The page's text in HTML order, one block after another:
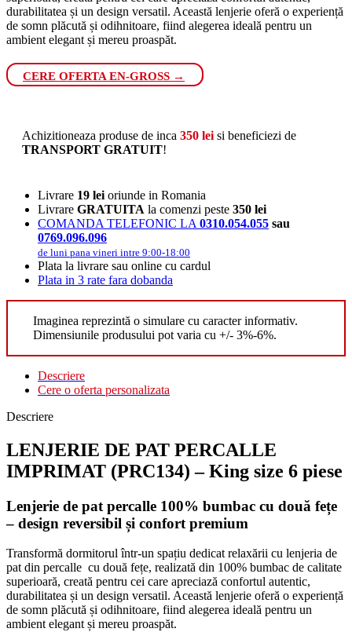
durabilitatea și un design versatil. Această lenjerie oferă o experiență
de somn plăcută și odihnitoare, fiind alegerea ideală pentru un
ambient elegant și mereu proaspăt.
CERE OFERTA EN-GROSS →
Achizitioneaza produse de inca 350 lei si beneficiezi de
TRANSPORT GRATUIT!
Livrare 19 lei oriunde in Romania
Livrare GRATUITA la comenzi peste 350 lei
COMANDA TELEFONIC LA 0310.054.055 sau
0769.096.096
de luni pana vineri intre 9:00-18:00
Plata la livrare sau online cu cardul
Plata in 3 rate fara dobanda
Imaginea reprezintă o simulare cu caracter informativ.
Dimensiunile produsului pot varia cu +/- 3%-6%.
Descriere
Cere o oferta personalizata
Descriere
LENJERIE DE PAT PERCALLE
IMPRIMAT (PRC134) – King size 6 piese
Lenjerie de pat percalle 100% bumbac cu două fețe
– design reversibil și confort premium
Transformă dormitorul într-un spațiu dedicat relaxării cu lenjeria de
pat din percalle cu două fețe, realizată din 100% bumbac de calitate
superioară, creată pentru cei care apreciază confortul autentic,
durabilitatea și un design versatil. Această lenjerie oferă o experiență
de somn plăcută și odihnitoare, fiind alegerea ideală pentru un
ambient elegant și mereu proaspăt.